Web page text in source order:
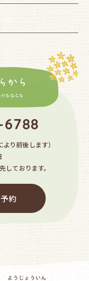
から
より前後します）
しております。
約